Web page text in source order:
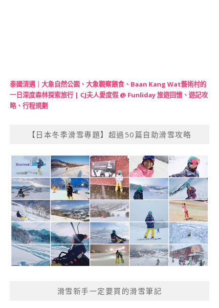
泰國清邁｜大象自然公園、大象觀察餵食、Baan Kang Wat藝術村的
一日深度森林探索旅行 | CJ夫人愛度假 @ Funliday 旅遊回憶、遊記攻
略、行程規劃
【日本冬季滑雪專題】超過50篇自助滑雪攻略
滑雪新手一定要買的滑雪筆記